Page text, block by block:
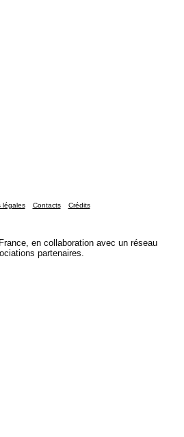
légales Contacts Crédits
en collaboration avec un réseau
partenaires.